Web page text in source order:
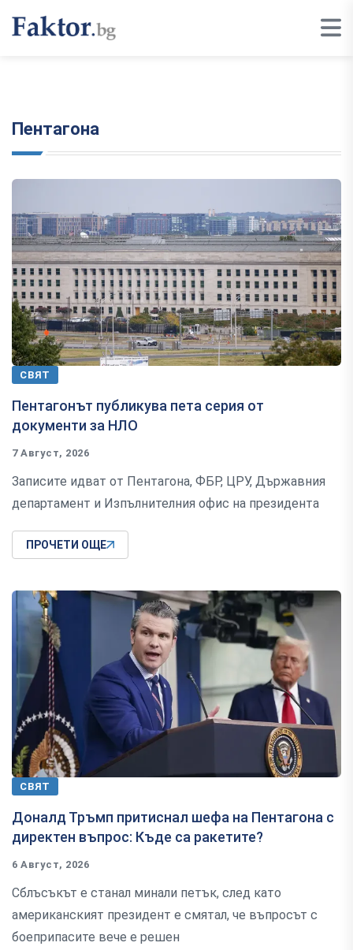
Пентагона
СВЯТ
Пентагонът публикува пета серия от
документи за НЛО
7 Август, 2026
Записите идват от Пентагона, ФБР, ЦРУ, Държавния
департамент и Изпълнителния офис на президента
ПРОЧЕТИ ОЩЕ
СВЯТ
Доналд Тръмп притиснал шефа на Пентагона с
директен въпрос: Къде са ракетите?
6 Август, 2026
Сблъсъкът е станал минали петък, след като
американският президент е смятал, че въпросът с
боеприпасите вече е решен